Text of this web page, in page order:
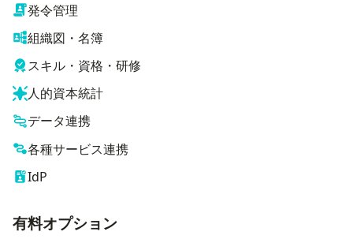
発令管理
組織図・名簿
スキル・資格・研修
人的資本統計
データ連携
各種サービス連携
IdP
有料オプション